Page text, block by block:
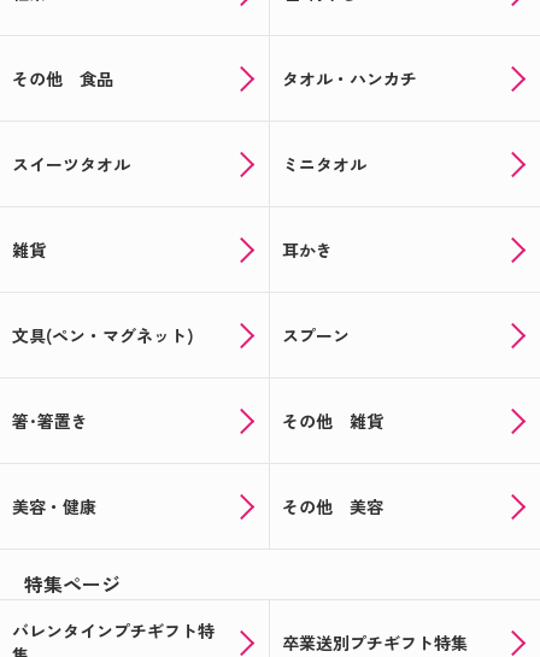
その他 食品 タオル・ハンカチ
スイーツタオル ミニタオル
雑貨 耳かき
文具(ペン・マグネット) スプーン
箸･箸置き その他 雑貨
美容・健康 その他 美容
特集ページ
バレンタインプチギフト特
卒業送別プチギフト特集